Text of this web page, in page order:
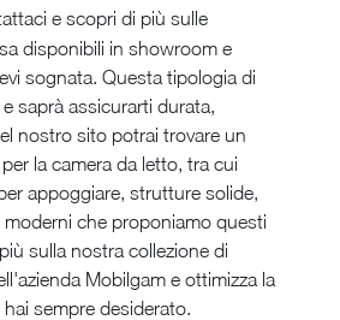
e scopri di più sulle
disponibili in showroom e
sognata. Questa tipologia di
saprà assicurarti durata,
nostro sito potrai trovare un
la camera da letto, tra cui
appoggiare, strutture solide,
che proponiamo questi
sulla nostra collezione di
Mobilgam e ottimizza la
sempre desiderato.